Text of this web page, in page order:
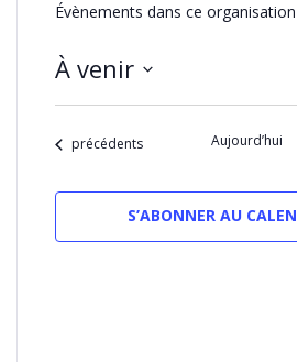
Évènements dans ce organisation
À venir
date.Évènements
précédents Aujourd’hui
S’ABONNER AU